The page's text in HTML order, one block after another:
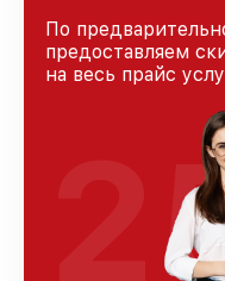
По
предоставляем
на весь прайс